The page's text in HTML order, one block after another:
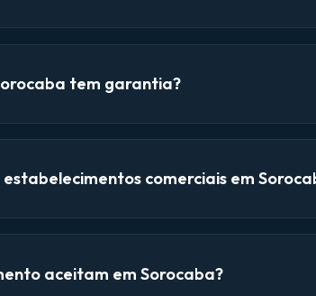
tem garantia?
comerciais em
aceitam em Sorocaba?